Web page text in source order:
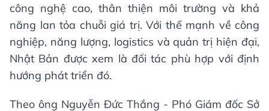
công nghệ cao, thân thiện môi trường và khả
năng lan tỏa chuỗi giá trị. Với thế mạnh về công
nghiệp, năng lượng, logistics và quản trị hiện đại,
Nhật Bản được xem là đối tác phù hợp với định
hướng phát triển đó.
Theo ông Nguyễn Đức Thắng - Phó Giám đốc Sở